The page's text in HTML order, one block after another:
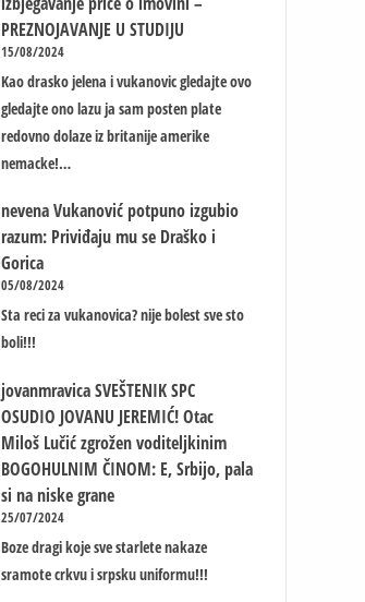
PREZNOJAVANJE U STUDIJU
15/08/2024
Kao drasko jelena i vukanovic gledajte ovo
gledajte ono lazu ja sam posten plate
redovno dolaze iz britanije amerike
nemacke!…
nevena Vukanović potpuno izgubio
razum: Priviđaju mu se Draško i
Gorica
05/08/2024
Sta reci za vukanovica? nije bolest sve sto
boli!!!
jovanmravica SVEŠTENIK SPC
OSUDIO JOVANU JEREMIĆ! Otac
Miloš Lučić zgrožen voditeljkinim
BOGOHULNIM ČINOM: E, Srbijo, pala
si na niske grane
25/07/2024
Boze dragi koje sve starlete nakaze
sramote crkvu i srpsku uniformu!!!